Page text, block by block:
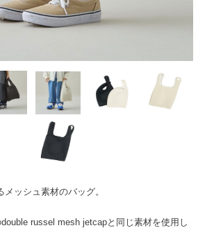
ッシュ素材のバッグ。
russel mesh jetcapと同じ素材を使用し